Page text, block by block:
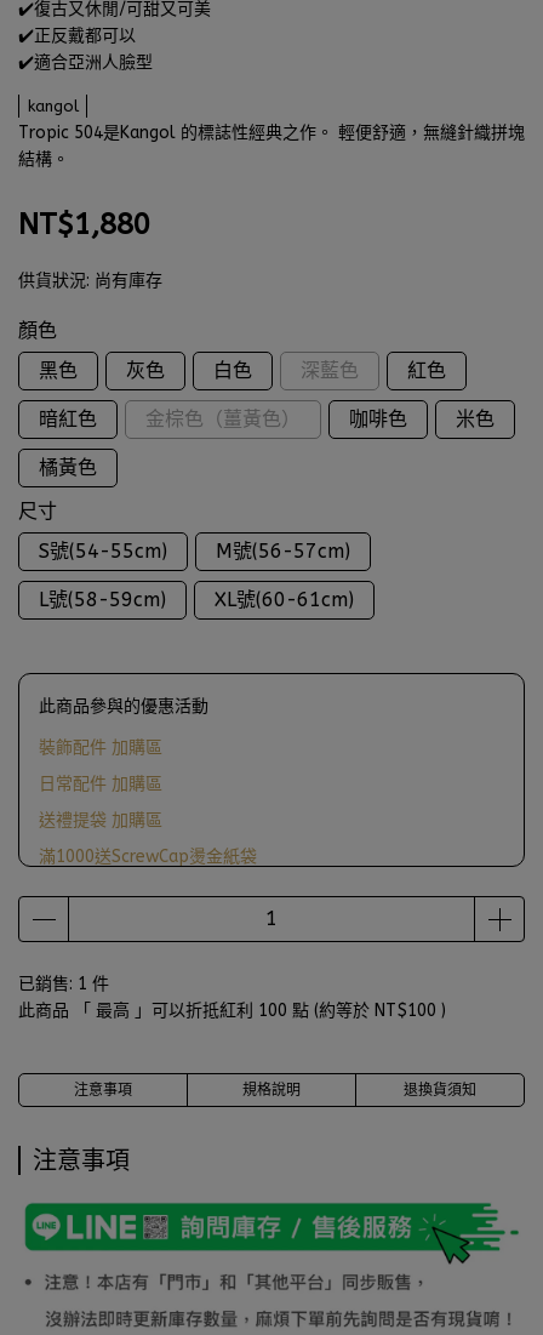
✔️復古又休閒/可甜又可美
✔️正反戴都可以
✔️適合亞洲人臉型
kangol
Tropic 504是Kangol 的標誌性經典之作。 輕便舒適，無縫針織拼塊
結構。
NT$1,880
供貨狀況: 尚有庫存
顏色
黑色
灰色 白色 深藍色 紅色
暗紅色 金棕色（薑黃色） 咖啡色 米色
橘黃色
尺寸
S號(54-55cm)
M號(56-57cm)
L號(58-59cm) XL號(60-61cm)
此商品參與的優惠活動
裝飾配件 加購區
日常配件 加購區
送禮提袋 加購區
滿1000送ScrewCap燙金紙袋
已銷售: 1 件
此商品 「 最高 」可以折抵紅利 100 點 (約等於 NT$100 )
注意事項 規格說明 退換貨須知
注意事項